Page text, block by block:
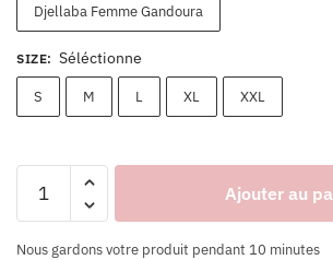
Djellaba Femme Gandoura
SIZE: Séléctionne
S M L XL XXL
Ajouter au
Nous gardons votre produit pendant 10 minutes